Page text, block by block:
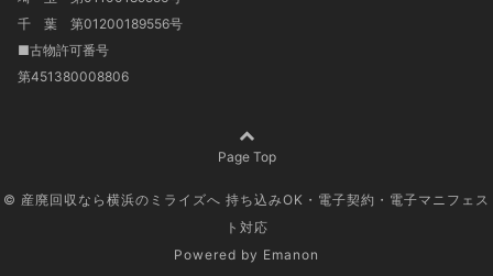
千 葉 第01200189556号
■古物許可番号
第451380008806
Page Top
© 産廃回収なら横浜のミライズへ 持ち込みOK・電子契約・電子マニフェス
ト対応
Powered by Emanon